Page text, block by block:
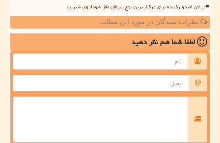
درمان امیدوارکننده برای مرگبارترین نوع سرطان مغز نانوداروی شیرین
نظرات بینندگان در مورد این مطلب
لطفا شما همنظر دهید